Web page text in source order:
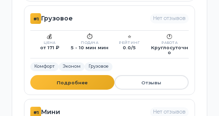
#1 Грузовое Нет отзывов
💰
ЦЕНА
от 171 ₽
⏱️
ПОДАЧА
5 - 10 мин мин
⭐
РЕЙТИНГ
0.0/5
🕐
РАБОТА
Круглосуточн
о
Комфорт Эконом Грузовое
Подробнее Отзывы
#1 Мини Нет отзывов